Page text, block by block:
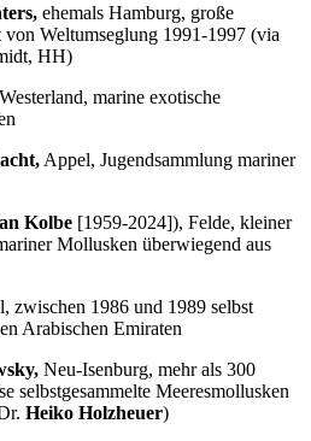
ehemals Hamburg, große
Weltumseglung 1991-1997 (via
HH)
Westerland, marine exotische
Appel, Jugendsammlung mariner
Kolbe [1959-2024]), Felde, kleiner
Mollusken überwiegend aus
zwischen 1986 und 1989 selbst
Arabischen Emiraten
Neu-Isenburg, mehr als 300
selbstgesammelte Meeresmollusken
Heiko Holzheuer)